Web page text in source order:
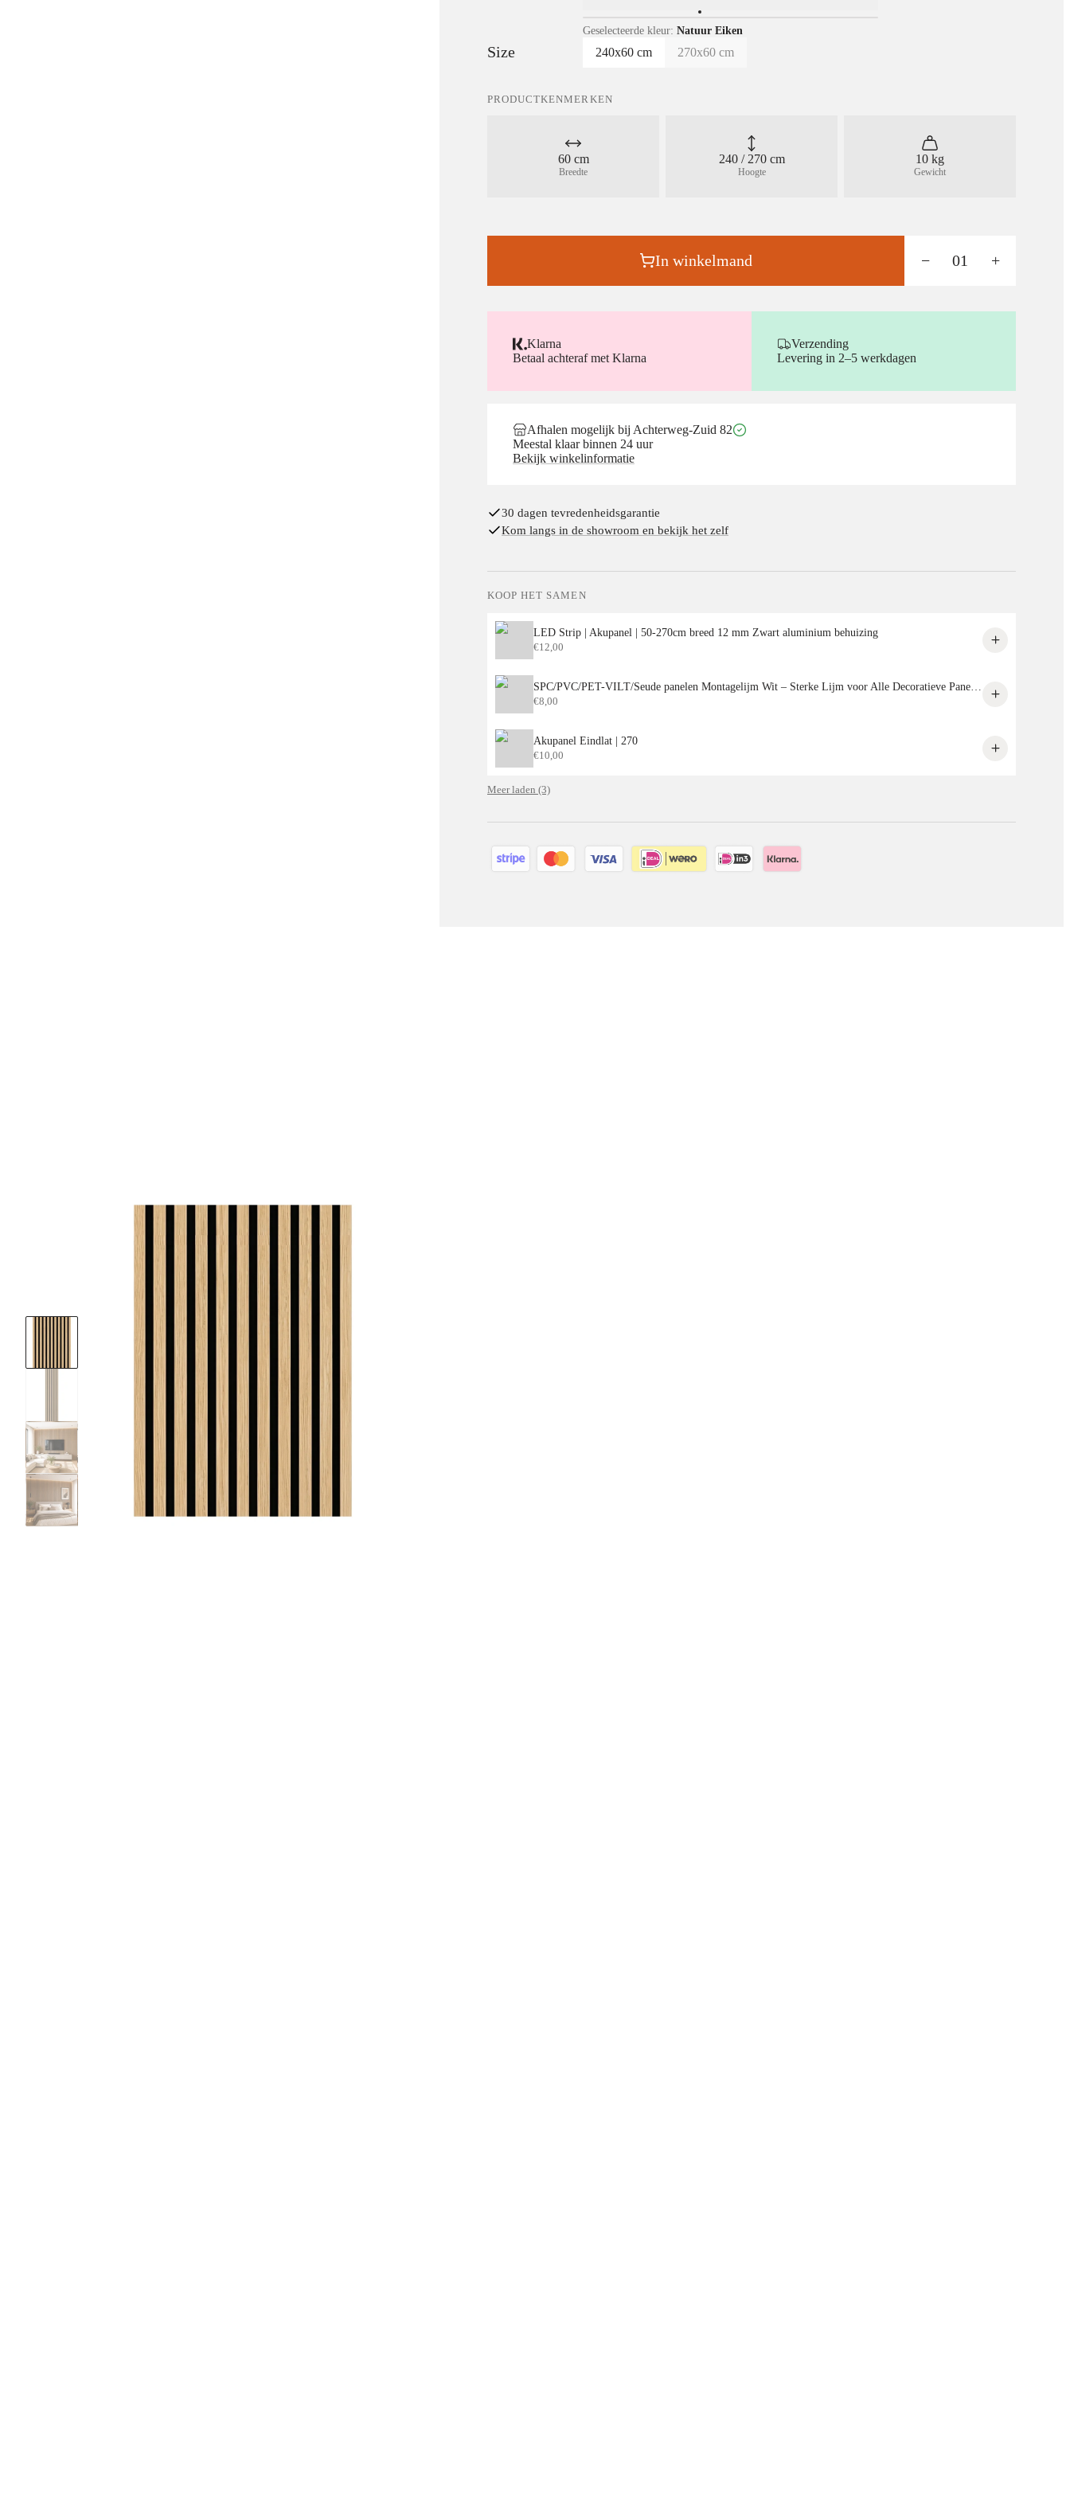
Geselecteerde kleur: Natuur Eiken
Size 240x60 cm 270x60 cm
PRODUCTKENMERKEN
60 cm
Breedte
240 / 270 cm
Hoogte
10 kg
Gewicht
In winkelmand − 01 +
Klarna
Betaal achteraf met Klarna
Verzending
Levering in 2–5 werkdagen
Afhalen mogelijk bij Achterweg-Zuid 82
Meestal klaar binnen 24 uur
Bekijk winkelinformatie
30 dagen tevredenheidsgarantie
Kom langs in de showroom en bekijk het zelf
KOOP HET SAMEN
LED Strip | Akupanel | 50-270cm breed 12 mm Zwart aluminium behuizing
€12,00
€8,00
Akupanel Eindlat | 270
€10,00
Meer laden (3)